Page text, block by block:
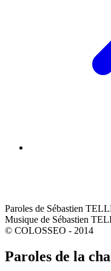
Paroles de Sébastien
Musique de Sébastien
© COLOSSEO - 2014
Paroles de la